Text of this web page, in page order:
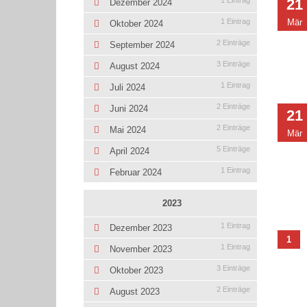
21
Mär
21
Mär
1
Dezember 2024
Oktober 2024 1 Eintrag
September 2024 2 Einträge
August 2024 3 Einträge
Juli 2024 1 Eintrag
Juni 2024 2 Einträge
Mai 2024 2 Einträge
April 2024 5 Einträge
Februar 2024 1 Eintrag
2023
Dezember 2023 1 Eintrag
November 2023 1 Eintrag
Oktober 2023 3 Einträge
August 2023 2 Einträge